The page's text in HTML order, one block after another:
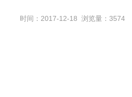
时间：2017-12-18 浏览量：3574